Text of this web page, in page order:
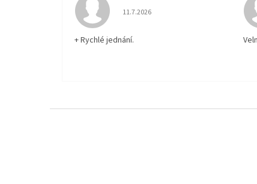
Hodnocení obchodu je 5 z 5 hvězdiček.
11.7.2026
+ Rychlé jednání.